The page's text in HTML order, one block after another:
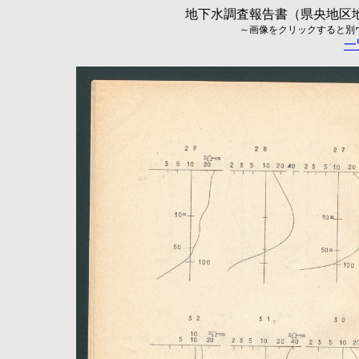
地下水調査報告書（県央地
～画像をクリックすると
一